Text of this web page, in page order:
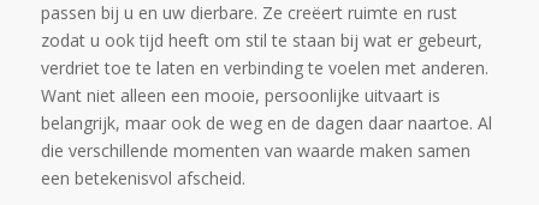
passen bij u en uw dierbare. Ze creëert ruimte en rust
zodat u ook tijd heeft om stil te staan bij wat er gebeurt,
verdriet toe te laten en verbinding te voelen met anderen.
Want niet alleen een mooie, persoonlijke uitvaart is
belangrijk, maar ook de weg en de dagen daar naartoe. Al
die verschillende momenten van waarde maken samen
een betekenisvol afscheid.